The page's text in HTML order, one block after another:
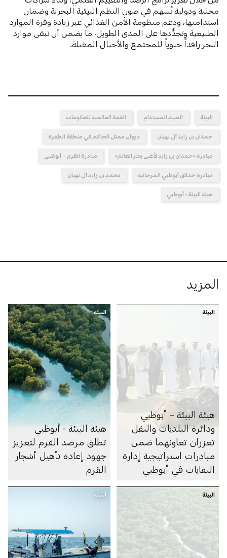
محلية ودولية تُسهم في صون النظم البيئية البحرية وضمان
استدامتها، ودعم منظومة الأمن الغذائي عبر زيادة وفرة الموارد
الطبيعية وتجدُّدها على المدى الطويل، ما يضمن أن تبقى موارد
البحر رافداً حيوياً للمجتمع والأجيال المقبلة.
البيئة الصيد المستدام القمة العالمية للحكومات
حمدان بن زايد آل نهيان ديوان ممثل الحاكم في منطقة الظفرة
مبادرة «حمدان بن زايد لأغنى بحار العالم» مبادرة القرم – أبوظبي
مبادرة حدائق أبوظبي المرجانية محمد بن زايد آل نهيان
هيئة البيئة - أبوظبي
المزيد
البيئة
هيئة البيئة – أبوظبي
ودائرة البلديات والنقل
تعززان تعاونهما ضمن
مبادرات استراتيجية إدارة
النفايات في أبوظبي
البيئة
هيئة البيئة - أبوظبي
تطلق مرصد القرم لتعزيز
جهود إعادة تأهيل أشجار
القرم
البيئة البيئة